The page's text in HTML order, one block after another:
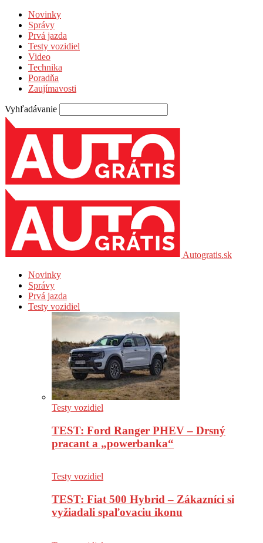
Novinky
Správy
Prvá jazda
Testy vozidiel
Video
Technika
Poradňa
Zaujímavosti
Vyhľadávanie
Autogratis.sk
Novinky
Správy
Prvá jazda
Testy vozidiel
Testy vozidiel
TEST: Ford Ranger PHEV – Drsný
pracant a „powerbanka“
Testy vozidiel
TEST: Fiat 500 Hybrid – Zákazníci si
vyžiadali spaľovaciu ikonu